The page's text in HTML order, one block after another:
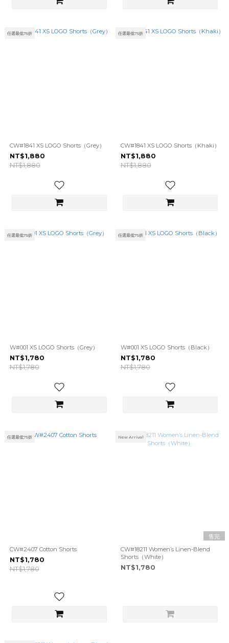
任選最低75折
CW#1841 XS LOGO Shorts（Grey）
NT$1,880
NT$1,880
任選最低75折
CW#1841 XS LOGO Shorts（Khaki）
NT$1,880
NT$1,880
任選最低75折
W#001 XS LOGO Shorts（Grey）
NT$1,780
NT$1,780
任選最低75折
W#001 XS LOGO Shorts（Black）
NT$1,780
NT$1,780
任選最低75折
CW#2407 Cotton Shorts
NT$1,780
NT$1,780
New Arrival
售完
CW#18211 Women’s Linen-Blend
Shorts（White）
NT$1,780